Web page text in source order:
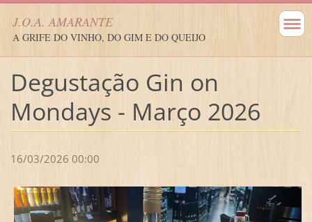
J.O.A. AMARANTE
A GRIFE DO VINHO, DO GIM E DO QUEIJO
Degustação Gin on
Mondays - Março 2026
16/03/2026 00:00